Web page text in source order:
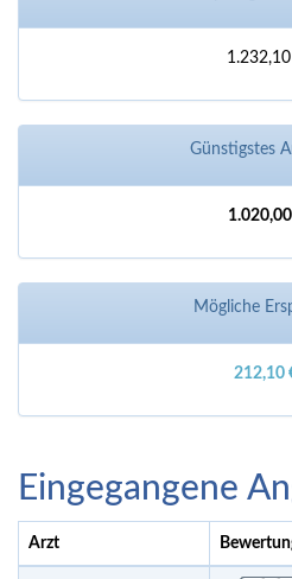
Günstigstes
Mögliche
212,10
Eingegangene
Arzt